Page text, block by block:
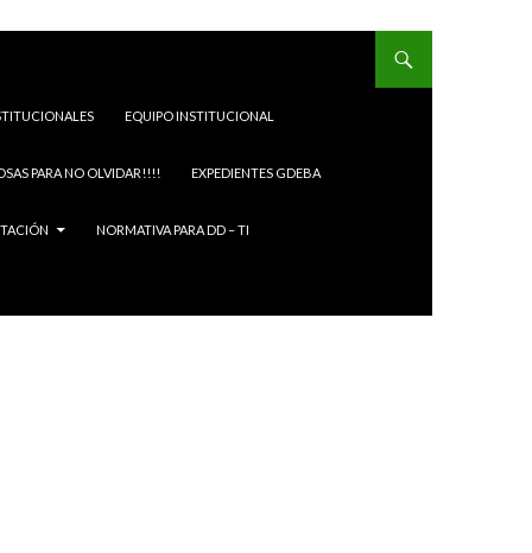
EQUIPO INSTITUCIONAL
PARA NO OLVIDAR!!!! EXPEDIENTES GDEBA
NORMATIVA PARA DD – TI